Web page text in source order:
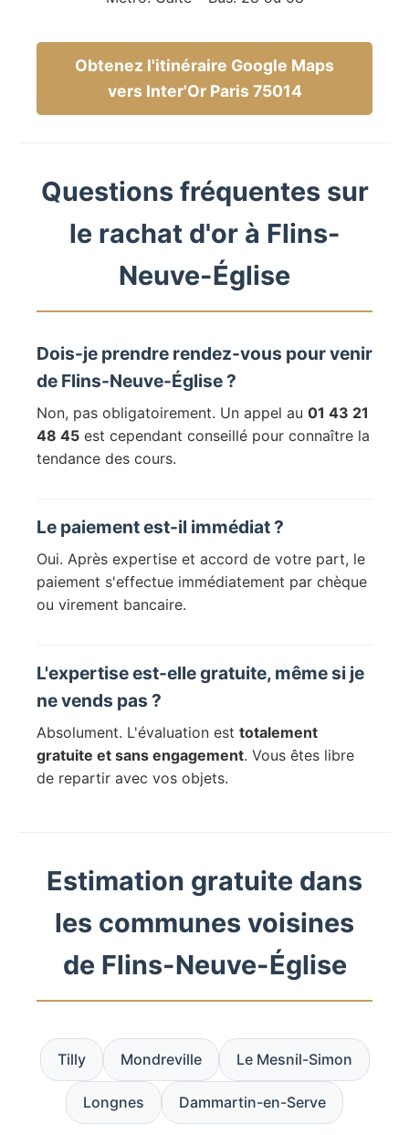
Obtenez l'itinéraire Google Maps
vers Inter'Or Paris 75014
Questions fréquentes sur
le rachat d'or à Flins-
Neuve-Église
Dois-je prendre rendez-vous pour venir
de Flins-Neuve-Église ?
Non, pas obligatoirement. Un appel au 01 43 21
48 45 est cependant conseillé pour connaître la
tendance des cours.
Le paiement est-il immédiat ?
Oui. Après expertise et accord de votre part, le
paiement s'effectue immédiatement par chèque
ou virement bancaire.
L'expertise est-elle gratuite, même si je
ne vends pas ?
Absolument. L'évaluation est totalement
gratuite et sans engagement. Vous êtes libre
de repartir avec vos objets.
Estimation gratuite dans
les communes voisines
de Flins-Neuve-Église
Tilly Mondreville Le Mesnil-Simon
Longnes Dammartin-en-Serve